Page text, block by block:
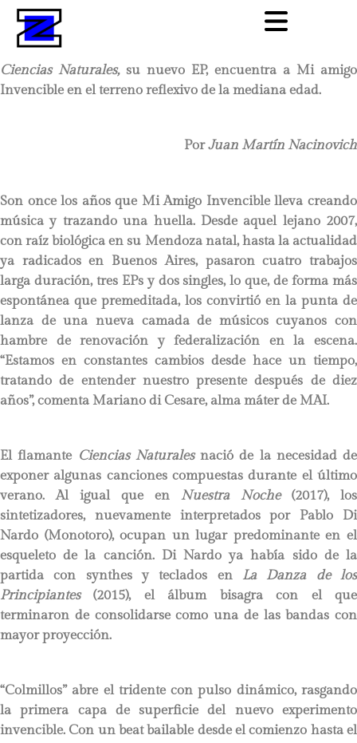
Ciencias Naturales, su nuevo EP, encuentra a Mi amigo
Invencible en el terreno reflexivo de la mediana edad.
PorJuan Martín Nacinovich
Son once los años que Mi Amigo Invencible lleva creando
música y trazando una huella. Desde aquel lejano 2007,
con raíz biológica en su Mendoza natal, hasta la actualidad
ya radicados en Buenos Aires, pasaron cuatro trabajos
larga duración, tres EPs y dos singles, lo que, de forma más
espontánea que premeditada, los convirtió en la punta de
lanza de una nueva camada de músicos cuyanos con
hambre de renovación y federalización en la escena.
“Estamos en constantes cambios desde hace un tiempo,
tratando de entender nuestro presente después de diez
años”, comenta Mariano di Cesare, alma máter de MAI.
El flamante Ciencias Naturales nació de la necesidad de
exponer algunas canciones compuestas durante el último
verano. Al igual que en Nuestra Noche(2017), los
sintetizadores, nuevamente interpretados por Pablo Di
Nardo (Monotoro), ocupan un lugar predominante en el
esqueleto de la canción. Di Nardo ya había sido de la
partida con synthes y teclados en La Danza de los
Principiantes(2015), el álbum bisagra con el que
terminaron de consolidarse como una de las bandas con
mayor proyección.
“Colmillos” abre el tridente con pulso dinámico, rasgando
la primera capa de superficie del nuevo experimento
invencible. Con un beat bailable desde el comienzo hasta el